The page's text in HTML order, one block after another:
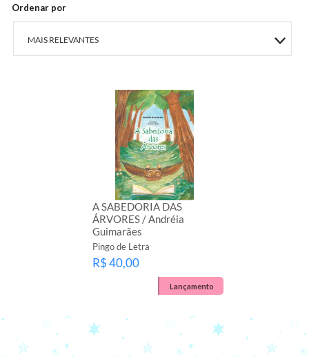
Ordenar por
MAIS RELEVANTES
A SABEDORIA DAS
ÁRVORES / Andréia
Guimarães
Pingo de Letra
R$ 40,00
Lançamento